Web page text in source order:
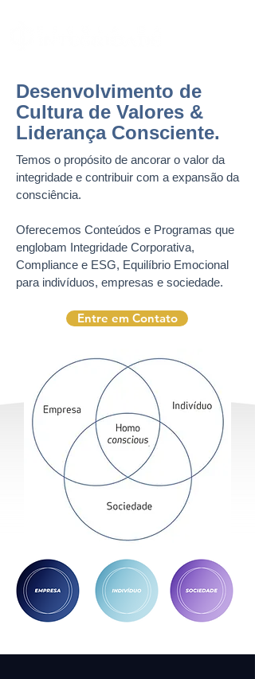
Desenvolvimento de
Cultura de Valores &
Liderança Consciente.
Temos o propósito de ancorar o valor da
integridade e contribuir com a expansão da
consciência.
Oferecemos Conteúdos e Programas que
englobam Integridade Corporativa,
Compliance e ESG, Equilíbrio Emocional
para indivíduos, empresas e sociedade.
Entre em Contato